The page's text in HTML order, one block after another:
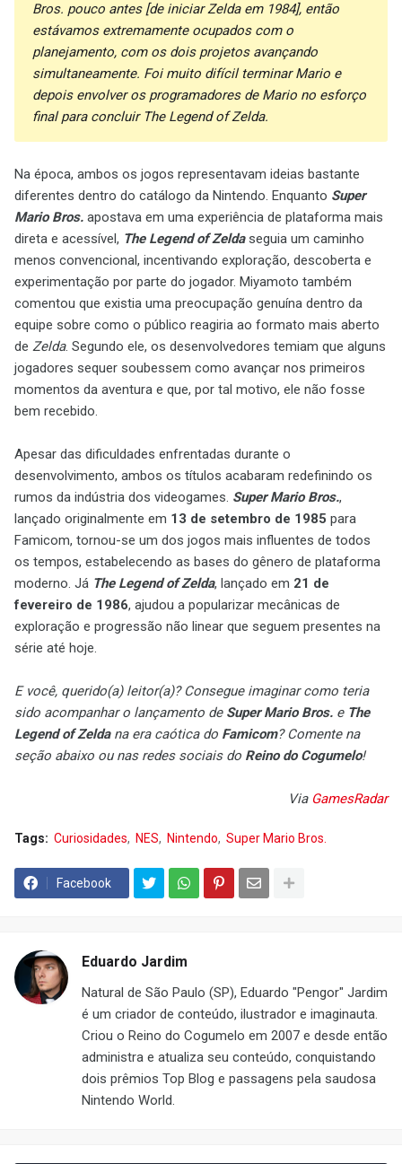
Bros. pouco antes [de iniciar Zelda em 1984], então
estávamos extremamente ocupados com o
planejamento, com os dois projetos avançando
simultaneamente. Foi muito difícil terminar Mario e
depois envolver os programadores de Mario no esforço
final para concluir The Legend of Zelda.
Na época, ambos os jogos representavam ideias bastante
diferentes dentro do catálogo da Nintendo. Enquanto Super
Mario Bros. apostava em uma experiência de plataforma mais
direta e acessível, The Legend of Zeldaseguia um caminho
menos convencional, incentivando exploração, descoberta e
experimentação por parte do jogador. Miyamoto também
comentou que existia uma preocupação genuína dentro da
equipe sobre como o público reagiria ao formato mais aberto
de Zelda. Segundo ele, os desenvolvedores temiam que alguns
jogadores sequer soubessem como avançar nos primeiros
momentos da aventura e que, por tal motivo, ele não fosse
bem recebido.
Apesar das dificuldades enfrentadas durante o
desenvolvimento, ambos os títulos acabaram redefinindo os
rumos da indústria dos videogames. Super Mario Bros.,
lançado originalmente em 13 de setembro de 1985 para
Famicom, tornou-se um dos jogos mais influentes de todos
os tempos, estabelecendo as bases do gênero de plataforma
moderno. Já The Legend of Zelda, lançado em 21 de
fevereiro de 1986, ajudou a popularizar mecânicas de
exploração e progressão não linear que seguem presentes na
série até hoje.
E você, querido(a) leitor(a)? Consegue imaginar como teria
sido acompanhar o lançamento de Super Mario Bros. e The
Legend of Zeldana era caótica do Famicom? Comente na
seção abaixo ou nas redes sociais do Reino do Cogumelo!
Via GamesRadar
Tags: Curiosidades NES Nintendo Super Mario Bros.
Facebook
Eduardo Jardim
Natural de São Paulo (SP), Eduardo "Pengor" Jardim
é um criador de conteúdo, ilustrador e imaginauta.
Criou o Reino do Cogumelo em 2007 e desde então
administra e atualiza seu conteúdo, conquistando
dois prêmios Top Blog e passagens pela saudosa
Nintendo World.